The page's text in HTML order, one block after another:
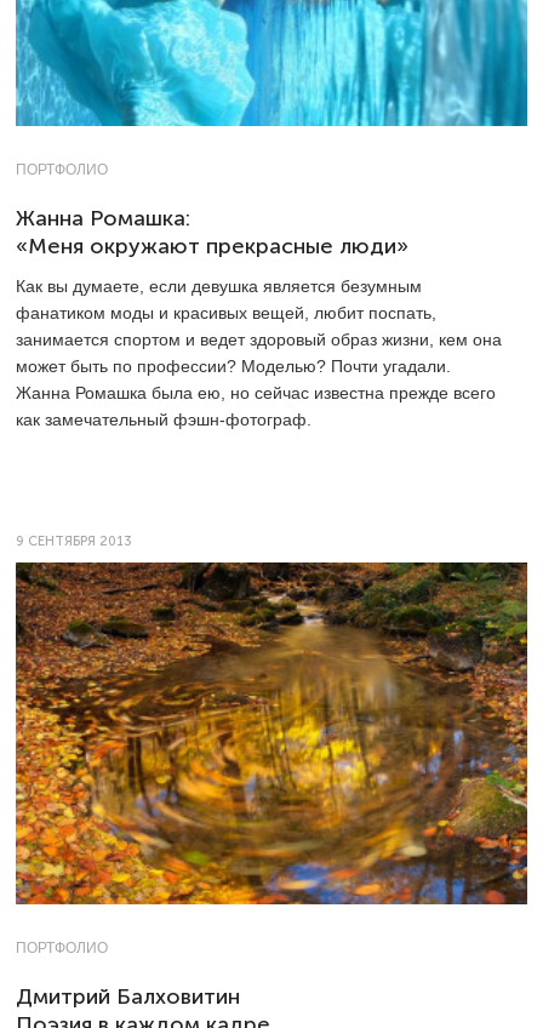
ПОРТФОЛИО
Жанна Ромашка:
«Меня окружают прекрасные люди»
Как вы думаете, если девушка является безумным
фанатиком моды и красивых вещей, любит поспать,
занимается спортом и ведет здоровый образ жизни, кем она
может быть по профессии? Моделью? Почти угадали.
Жанна Ромашка была ею, но сейчас известна прежде всего
как замечательный фэшн-фотограф.
9 СЕНТЯБРЯ 2013
ПОРТФОЛИО
Дмитрий Балховитин